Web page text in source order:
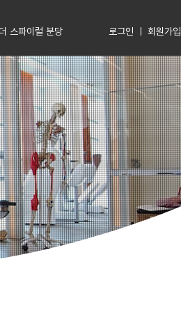
스파이럴 분당 로그인 ㅣ 회원가입